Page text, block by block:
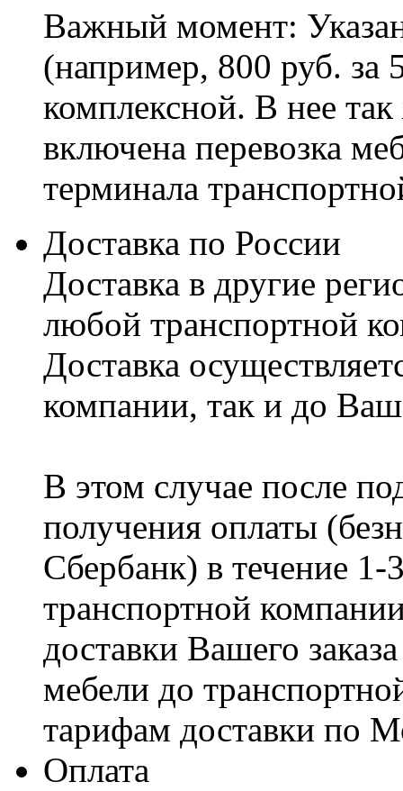
Важный момент:
(например, 800 руб. за
комплексной. В нее
включена перевозка
терминала
Доставка по России
Доставка в другие
любой транспортной
Доставка
компании, так и до
В этом случае после
получения оплаты
Сбербанк) в течение
транспортной
доставки Вашего
мебели до
тарифам доставки по
Оплата